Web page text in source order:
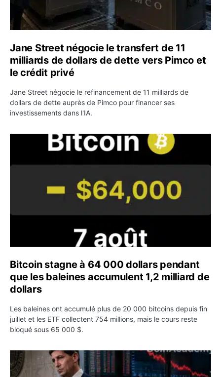
Jane Street négocie le transfert de 11
milliards de dollars de dette vers Pimco et
le crédit privé
Jane Street négocie le refinancement de 11 milliards de
dollars de dette auprès de Pimco pour financer ses
investissements dans l'IA.
Bitcoin stagne à 64 000 dollars pendant que les
Bitcoin stagne à 64 000 dollars pendant
que les baleines accumulent 1,2 milliard de
dollars
Les baleines ont accumulé plus de 20 000 bitcoins depuis fin
juillet et les ETF collectent 754 millions, mais le cours reste
bloqué sous 65 000 $.
Kevin Warsh maintient sa communication minimaliste